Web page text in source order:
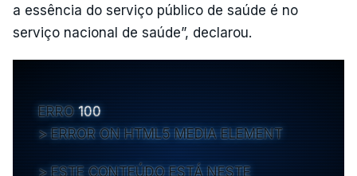
a essência do serviço público de saúde é no
serviço nacional de saúde”, declarou.
ERRO 100
ERROR ON HTML5 MEDIA ELEMENT
ESTE CONTEÚDO ESTÁ NESTE